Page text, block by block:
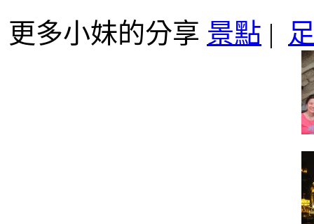
更多小妹的分享 景點 |